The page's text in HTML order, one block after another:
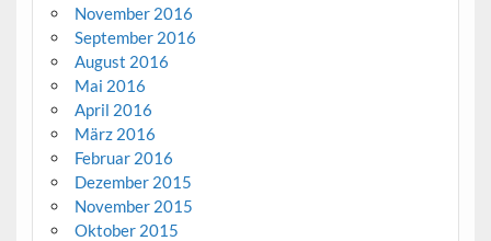
November 2016
September 2016
August 2016
Mai 2016
April 2016
März 2016
Februar 2016
Dezember 2015
November 2015
Oktober 2015